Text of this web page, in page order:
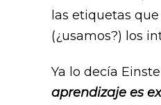
las etiquetas
(¿usamos?) los
Ya lo decía
aprendizaje es